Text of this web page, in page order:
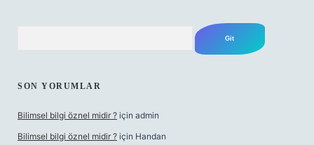
SON YORUMLAR
Bilimsel bilgi öznel midir ? için admin
Bilimsel bilgi öznel midir ? için Handan